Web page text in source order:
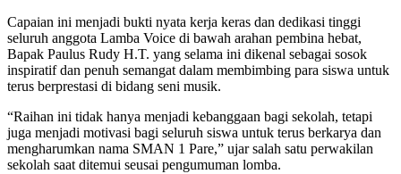
Capaian ini menjadi bukti nyata kerja keras dan dedikasi tinggi
seluruh anggota Lamba Voice di bawah arahan pembina hebat,
Bapak Paulus Rudy H.T. yang selama ini dikenal sebagai sosok
inspiratif dan penuh semangat dalam membimbing para siswa untuk
terus berprestasi di bidang seni musik.
“Raihan ini tidak hanya menjadi kebanggaan bagi sekolah, tetapi
juga menjadi motivasi bagi seluruh siswa untuk terus berkarya dan
mengharumkan nama SMAN 1 Pare,” ujar salah satu perwakilan
sekolah saat ditemui seusai pengumuman lomba.